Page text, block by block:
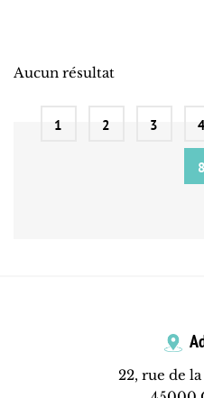
Aucun résultat
1 2 3
8
22, rue de